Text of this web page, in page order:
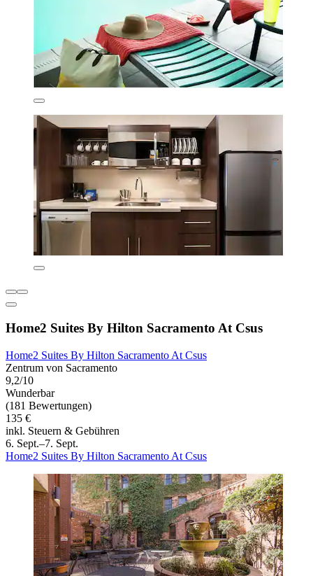
Home2 Suites By Hilton Sacramento At Csus
Home2 Suites By Hilton Sacramento At Csus
Zentrum von Sacramento
9,2/10
Wunderbar
(181 Bewertungen)
135 €
inkl. Steuern & Gebühren
6. Sept.–7. Sept.
Home2 Suites By Hilton Sacramento At Csus